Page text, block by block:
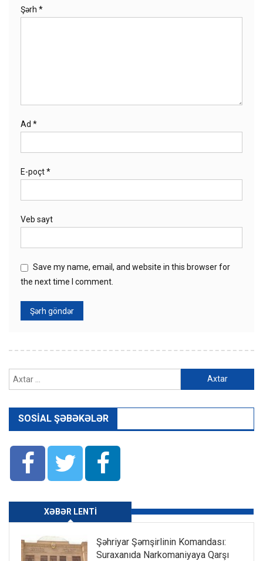
Şərh *
Ad *
E-poçt*
Veb sayt
Save my name, email, and website in this browser for
the next time I comment.
SOSIAL ŞƏBƏKƏLƏR
XƏBƏR LENTI
Şəhriyar Şəmşirlinin Komandası:
Suraxanıda Narkomaniyaya Qarşı